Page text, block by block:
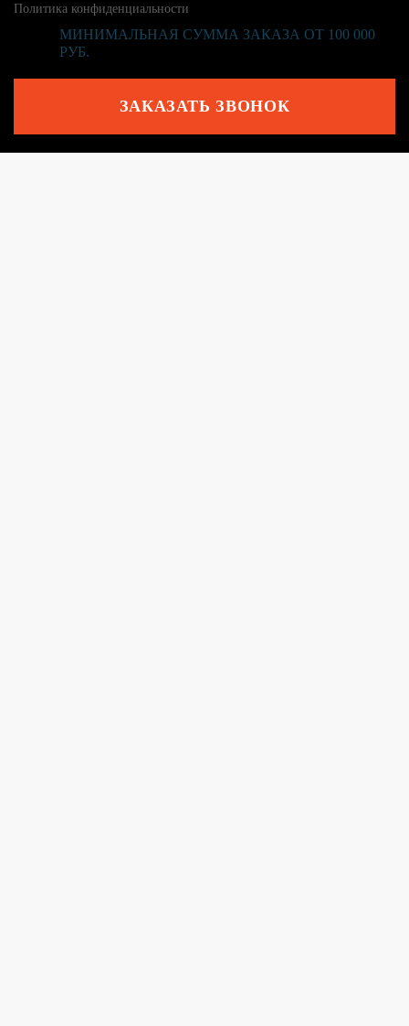
Политика конфиденциальности
МИНИМАЛЬНАЯ СУММА ЗАКАЗА ОТ 100 000
РУБ.
ЗАКАЗАТЬ ЗВОНОК